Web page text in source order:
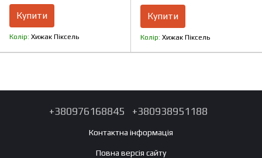
Купити
Колір Хижак Піксель
Купити
Колір Хижак Піксель
+380976168845 +380938951188
Контактна інформація
Повна версія сайту